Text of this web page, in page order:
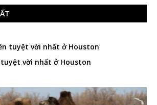
vời nhất ở Houston